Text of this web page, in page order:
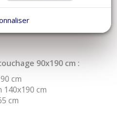
désert.
forme sac
90x190 cm :
cm
cm
cm